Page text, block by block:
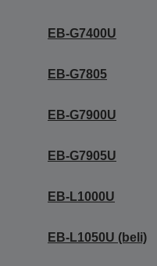
EB-G7400U
EB-G7805
EB-G7900U
EB-G7905U
EB-L1000U
EB-L1050U (beli)